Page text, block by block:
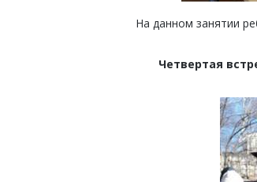
На данном занятии
Четвертая